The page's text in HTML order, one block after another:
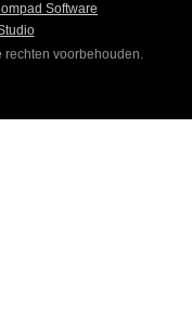
Software
rechten voorbehouden.